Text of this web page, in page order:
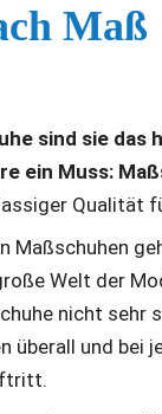
Maß
sind sie das
ein Muss:
Qualität
Maßschuhen
Welt der
nicht sehr
überall und bei